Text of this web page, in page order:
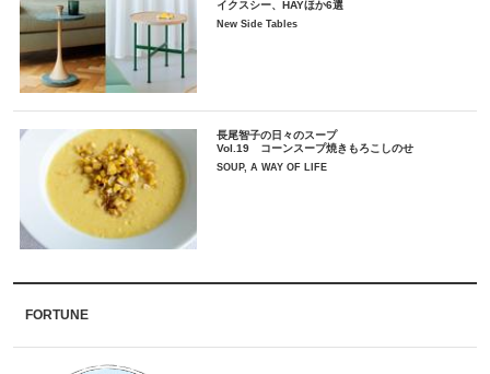
イクスシー、HAYほか6選
New Side Tables
長尾智子の日々のスープ
Vol.19 コーンスープ焼きもろこしのせ
SOUP, A WAY OF LIFE
FORTUNE